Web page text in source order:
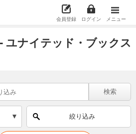
会員登録 ログイン メニュー
ユナイテッド・ブックス
検索
絞り込み